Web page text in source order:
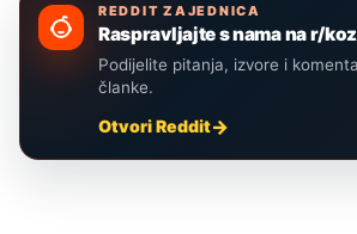
REDDIT ZAJEDNICA
Raspravljajte s nama na r/
Podijelite pitanja, izvore i
članke.
Otvori Reddit